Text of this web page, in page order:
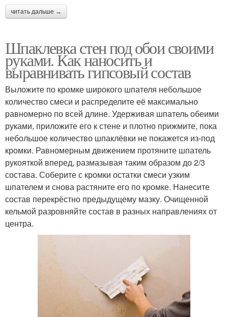
читать дальше →
Шпаклевка стен под обои своими
руками. Как наносить и
выравнивать гипсовый состав
Выложите по кромке широкого шпателя небольшое
количество смеси и распределите её максимально
равномерно по всей длине. Удерживая шпатель обеими
руками, приложите его к стене и плотно прижмите, пока
небольшое количество шпаклёвки не покажется из-под
кромки. Равномерным движением протяните шпатель
рукояткой вперед, размазывая таким образом до 2/3
состава. Соберите с кромки остатки смеси узким
шпателем и снова растяните его по кромке. Нанесите
состав перекрёстно предыдущему мазку. Очищенной
кельмой разровняйте состав в разных направлениях от
центра.